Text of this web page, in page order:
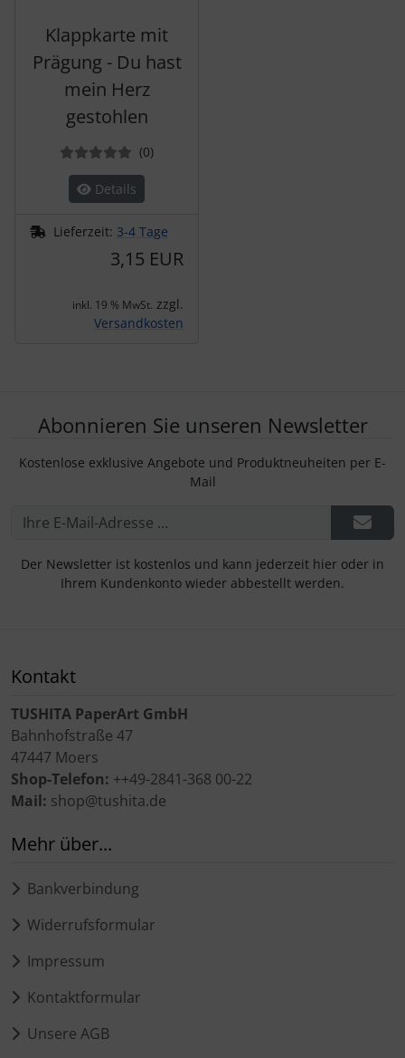
Klappkarte mit
Prägung - Du hast
mein Herz
gestohlen
(0Bewertungen
)
Details
Lieferzeit: 3-4 Tage
3,15 EUR
inkl. 19 % MwSt. zzgl.
Versandkosten
Abonnieren Sie unseren Newsletter
Kostenlose exklusive Angebote und Produktneuheiten per E-
Mail
Der Newsletter ist kostenlos und kann jederzeit hier oder in
Ihrem Kundenkonto wieder abbestellt werden.
Kontakt
TUSHITA PaperArt GmbH
Bahnhofstraße 47
47447 Moers
Shop-Telefon: ++49-2841-368 00-22
Mail: shop@tushita.de
Mehr über...
Bankverbindung
Widerrufsformular
Impressum
Kontaktformular
Unsere AGB